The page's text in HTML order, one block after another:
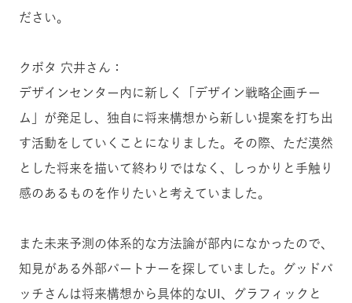
ださい。
クボタ 穴井さん：
デザインセンター内に新しく「デザイン戦略企画チー
ム」が発足し、独自に将来構想から新しい提案を打ち出
す活動をしていくことになりました。その際、ただ漠然
とした将来を描いて終わりではなく、しっかりと手触り
感のあるものを作りたいと考えていました。
また未来予測の体系的な方法論が部内になかったので、
知見がある外部パートナーを探していました。グッドパ
ッチさんは将来構想から具体的なUI、グラフィックと